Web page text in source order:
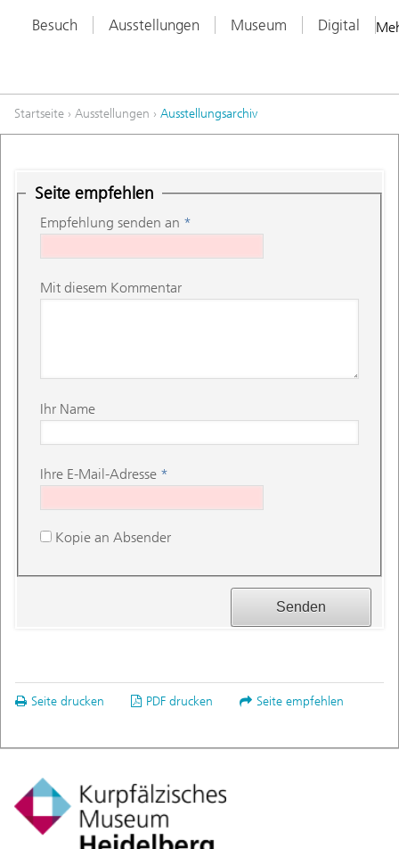
Besuch Ausstellungen Museum Digital
Startseite › Ausstellungen › Ausstellungsarchiv
Seite empfehlen
Empfehlung senden an *
Mit diesem Kommentar
Ihr Name
Ihre E-Mail-Adresse *
Kopie an Absender
Seite drucken PDF drucken Seite empfehlen